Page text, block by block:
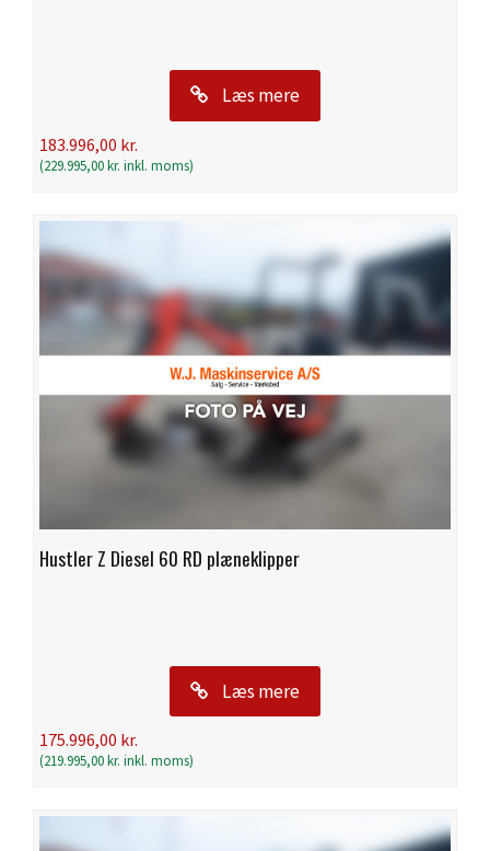
Læs mere
183.996,00 kr.
(229.995,00kr. inkl. moms)
Hustler Z Diesel 60 RD plæneklipper
Læs mere
175.996,00 kr.
(219.995,00kr. inkl. moms)